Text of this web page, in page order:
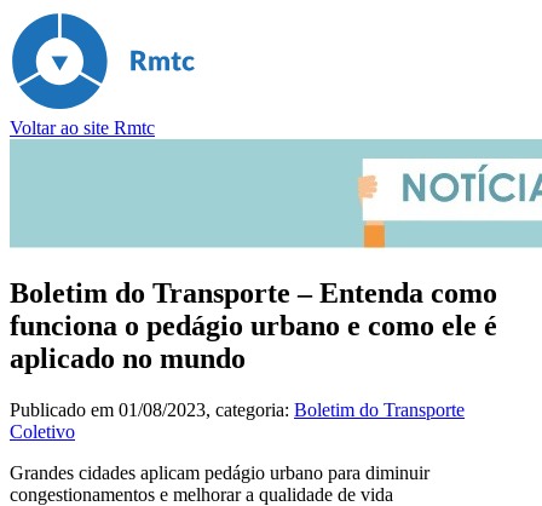
Voltar ao site Rmtc
Boletim do Transporte – Entenda como
funciona o pedágio urbano e como ele é
aplicado no mundo
Publicado em 01/08/2023, categoria: Boletim do Transporte
Coletivo
Grandes cidades aplicam pedágio urbano para diminuir
congestionamentos e melhorar a qualidade de vida